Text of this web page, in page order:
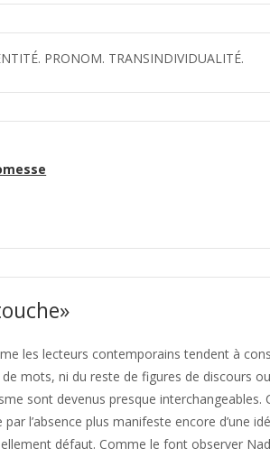
PRONOM. TRANSINDIVIDUALITÉ.
les lecteurs contemporains tendent à
mots, ni du reste de figures de discours
sont devenus presque interchangeables.
l’absence plus manifeste encore d’une
défaut. Comme le font observer